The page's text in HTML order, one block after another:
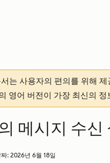
서는 사용자의 편의를 위해
영어 버전이 가장 최신의
메시지 수신
: 2026년 6월 18일